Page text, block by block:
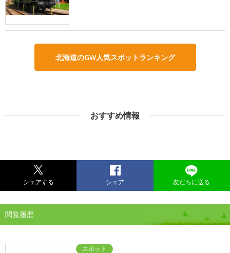
北海道のGW人気スポットランキング
おすすめ情報
シェアする シェア 友だちに送る
閲覧履歴